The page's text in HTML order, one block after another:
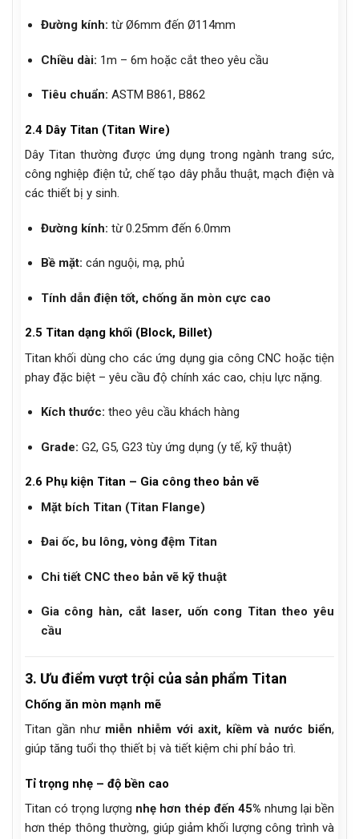
Đường kính: từ Ø6mm đến Ø114mm
Chiều dài: 1m – 6m hoặc cắt theo yêu cầu
Tiêu chuẩn: ASTM B861, B862
2.4 Dây Titan (Titan Wire)
Dây Titan thường được ứng dụng trong ngành trang sức,
công nghiệp điện tử, chế tạo dây phẫu thuật, mạch điện và
các thiết bị y sinh.
Đường kính: từ 0.25mm đến 6.0mm
Bề mặt: cán nguội, mạ, phủ
Tính dẫn điện tốt, chống ăn mòn cực cao
2.5 Titan dạng khối (Block, Billet)
Titan khối dùng cho các ứng dụng gia công CNC hoặc tiện
phay đặc biệt – yêu cầu độ chính xác cao, chịu lực nặng.
Kích thước: theo yêu cầu khách hàng
Grade: G2, G5, G23 tùy ứng dụng (y tế, kỹ thuật)
2.6 Phụ kiện Titan – Gia công theo bản vẽ
Mặt bích Titan (Titan Flange)
Đai ốc, bu lông, vòng đệm Titan
Chi tiết CNC theo bản vẽ kỹ thuật
Gia công hàn, cắt laser, uốn cong Titan theo yêu
cầu
3. Ưu điểm vượt trội của sản phẩm Titan
Chống ăn mòn mạnh mẽ
Titan gần như miễn nhiễm với axit, kiềm và nước biển,
giúp tăng tuổi thọ thiết bị và tiết kiệm chi phí bảo trì.
Tỉ trọng nhẹ – độ bền cao
Titan có trọng lượng nhẹ hơn thép đến 45% nhưng lại bền
hơn thép thông thường, giúp giảm khối lượng công trình và